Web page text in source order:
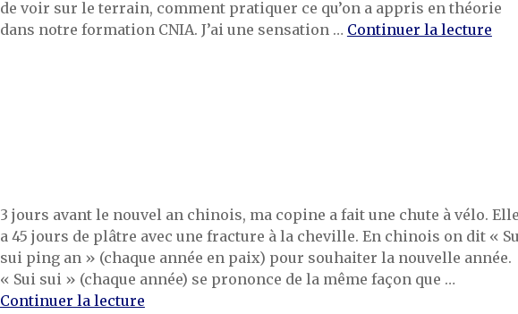
de voir sur le terrain, comment pratiquer ce qu’on a appris en théorie
dans notre formation CNIA. J’ai une sensation … Continuer la lecturede
3 jours avant le nouvel an chinois, ma copine a fait une chute à vélo. Elle
a 45 jours de plâtre avec une fracture à la cheville. En chinois on dit «
sui ping an » (chaque année en paix) pour souhaiter la nouvelle année.
« Sui sui » (chaque année) se prononce de la même façon que …
Continuer la lecturede « L’année du lapin »